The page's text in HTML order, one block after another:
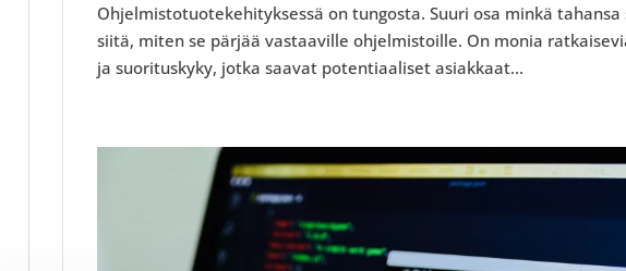
Ohjelmistotuotekehityksessä on tungosta. Suuri osa minkä
siitä, miten se pärjää vastaaville ohjelmistoille. On monia
ja suorituskyky, jotka saavat potentiaaliset asiakkaat...